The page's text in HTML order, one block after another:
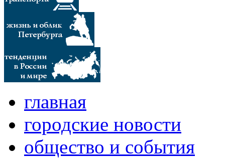
главная
городские новости
общество и события